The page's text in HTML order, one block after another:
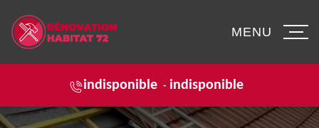
indisponible - indisponible
MENU